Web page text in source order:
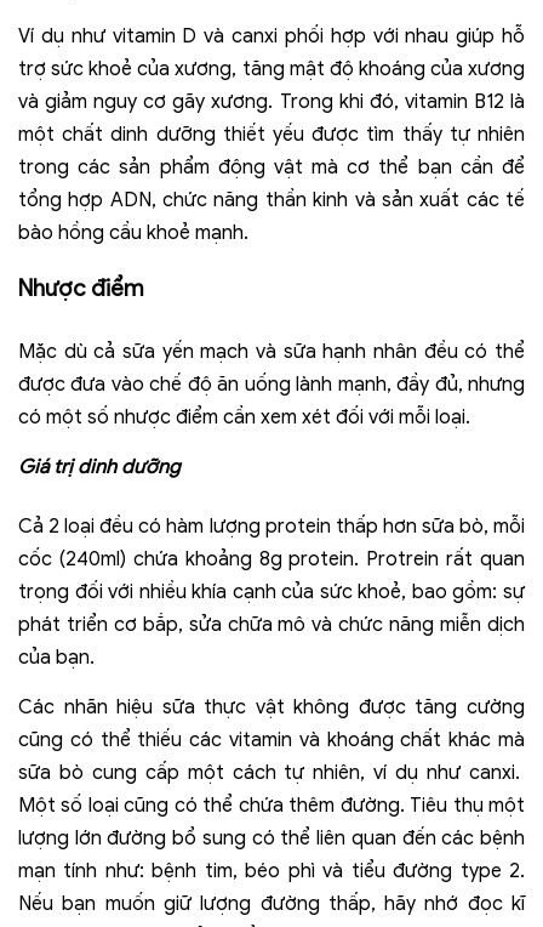
Ví dụ như vitamin D và canxi phối hợp với nhau giúp hỗ
trợ sức khoẻ của xương, tăng mật độ khoáng của xương
và giảm nguy cơ gãy xương. Trong khi đó, vitamin B12 là
một chất dinh dưỡng thiết yếu được tìm thấy tự nhiên
trong các sản phẩm động vật mà cơ thể bạn cần để
tổng hợp ADN, chức năng thần kinh và sản xuất các tế
bào hồng cầu khoẻ mạnh.
Nhược điểm
Mặc dù cả sữa yến mạch và sữa hạnh nhân đều có thể
được đưa vào chế độ ăn uống lành mạnh, đầy đủ, nhưng
có một số nhược điểm cần xem xét đối với mỗi loại.
Giá trị dinh dưỡng
Cả 2 loại đều có hàm lượng protein thấp hơn sữa bò, mỗi
cốc (240ml) chứa khoảng 8g protein. Protrein rất quan
trọng đối với nhiều khía cạnh của sức khoẻ, bao gồm: sự
phát triển cơ bắp, sửa chữa mô và chức năng miễn dịch
của bạn.
Các nhãn hiệu sữa thực vật không được tăng cường
cũng có thể thiếu các vitamin và khoáng chất khác mà
sữa bò cung cấp một cách tự nhiên, ví dụ như canxi.
Một số loại cũng có thể chứa thêm đường. Tiêu thụ một
lượng lớn đường bổ sung có thể liên quan đến các bệnh
mạn tính như: bệnh tim, béo phì và tiểu đường type 2.
Nếu bạn muốn giữ lượng đường thấp, hãy nhớ đọc kĩ